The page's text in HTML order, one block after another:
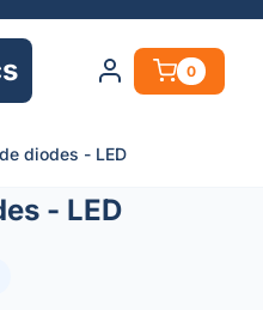
0
diodes - LED
- LED